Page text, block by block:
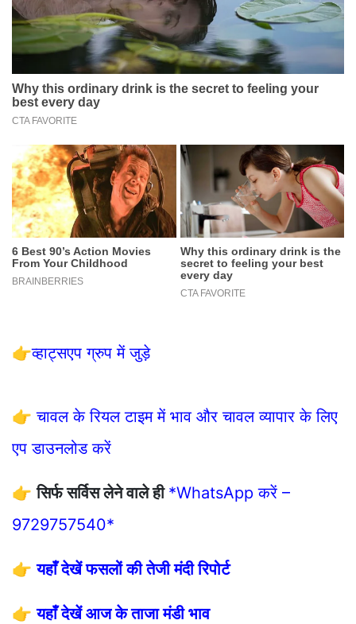
👉व्हाट्सएप ग्रुप में जुड़े
👉चावल के रियल टाइम में भाव और चावल व्यापार के लिए
एप डाउनलोड करें
👉सिर्फ सर्विस लेने वाले ही *WhatsApp करें –
9729757540*
👉यहाँ देखें फसलों की तेजी मंदी रिपोर्ट
👉यहाँ देखें आज के ताजा मंडी भाव